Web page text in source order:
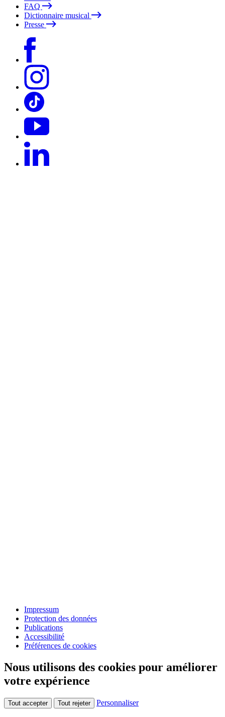
FAQ
Dictionnaire musical
Presse
Impressum
Protection des données
Publications
Accessibilité
Préférences de cookies
Nous utilisons des cookies pour améliorer
votre expérience
Tout accepter Tout rejeter Personnaliser